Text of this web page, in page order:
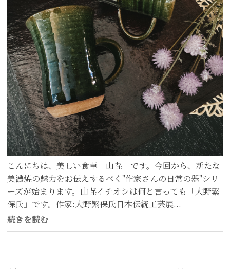
こんにちは、美しい食卓 山㐂 です。今回から、新たな
美濃焼の魅力をお伝えするべく"作家さんの日常の器"シリ
ーズが始まります。山㐂イチオシは何と言っても「大野繁
保氏」です。作家:大野繁保氏日本伝統工芸展...
続きを読む